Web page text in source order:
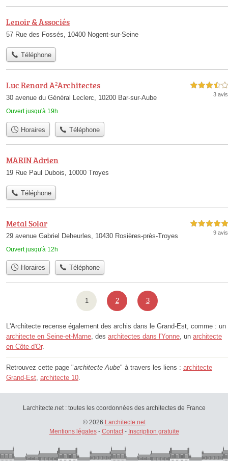
Lenoir & Associés
57 Rue des Fossés, 10400 Nogent-sur-Seine
Téléphone
Luc Renard A²Architectes
30 avenue du Général Leclerc, 10200 Bar-sur-Aube
Ouvert jusqu'à 19h
3,5 étoiles sur 5
3 avis
Horaires Téléphone
MARIN Adrien
19 Rue Paul Dubois, 10000 Troyes
Téléphone
Metal Solar
29 avenue Gabriel Deheurles, 10430 Rosières-près-Troyes
Ouvert jusqu'à 12h
5,0 étoiles sur 5
9 avis
Horaires Téléphone
1 2 3
L'Architecte recense également des archis dans le Grand-Est, comme : un
architecte en Seine-et-Marne , des architectes dans l'Yonne , un architecte
en Côte-d'Or.
Retrouvez cette page "architecte Aube" à travers les liens : architecte
Grand-Est architecte 10
Larchitecte.net : toutes les coordonnées des architectes de France
© 2026 Larchitecte.net
Mentions légales- Contact- Inscription gratuite